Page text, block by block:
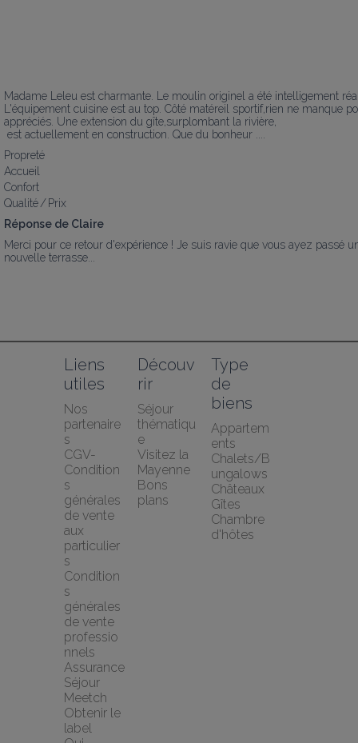
Madame Leleu est charmante. Le moulin originel a été intelligement
L'équipement cuisine est au top. Côté matéreil sportif,rien ne manque
appréciés. Une extension du gîte,surplombant la rivière,
est actuellement en construction. Que du bonheur ....
Propreté
Accueil
Confort
Qualité / Prix
Réponse de Claire
Merci pour ce retour d'expérience ! Je suis ravie que vous ayez passé
nouvelle terrasse...
Liens
utiles
Nos
partenaire
s
CGV-
Condition
s
générales
de vente
aux
particulier
s
Condition
s
générales
de vente
professio
nnels
Assurance
Séjour
Meetch
Obtenir le
label
Découv
rir
Séjour
thématiqu
e
Visitez la
Mayenne
Bons
plans
Type
de
biens
Appartem
ents
Chalets/B
ungalows
Châteaux
Gîtes
Chambre
d'hôtes